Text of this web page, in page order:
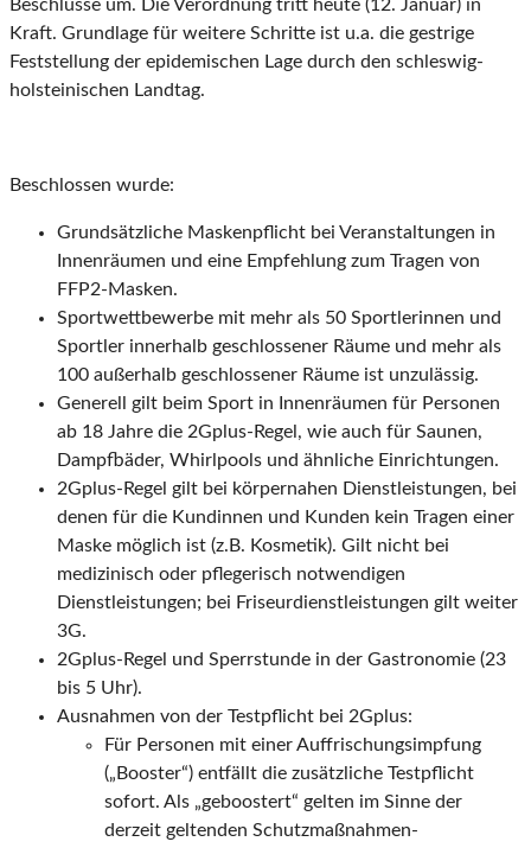
Beschlüsse um. Die Verordnung tritt heute (12. Januar) in
Kraft. Grundlage für weitere Schritte ist u.a. die gestrige
Feststellung der epidemischen Lage durch den schleswig-
holsteinischen Landtag.
Beschlossen wurde:
Grundsätzliche Maskenpflicht bei Veranstaltungen in
Innenräumen und eine Empfehlung zum Tragen von
FFP2-Masken.
Sportwettbewerbe mit mehr als 50 Sportlerinnen und
Sportler innerhalb geschlossener Räume und mehr als
100 außerhalb geschlossener Räume ist unzulässig.
Generell gilt beim Sport in Innenräumen für Personen
ab 18 Jahre die 2Gplus-Regel, wie auch für Saunen,
Dampfbäder, Whirlpools und ähnliche Einrichtungen.
2Gplus-Regel gilt bei körpernahen Dienstleistungen, bei
denen für die Kundinnen und Kunden kein Tragen einer
Maske möglich ist (z.B. Kosmetik). Gilt nicht bei
medizinisch oder pflegerisch notwendigen
Dienstleistungen; bei Friseurdienstleistungen gilt weiter
3G.
2Gplus-Regel und Sperrstunde in der Gastronomie (23
bis 5 Uhr).
Ausnahmen von der Testpflicht bei 2Gplus:
Für Personen mit einer Auffrischungsimpfung
(„Booster“) entfällt die zusätzliche Testpflicht
sofort. Als „geboostert“ gelten im Sinne der
derzeit geltenden Schutzmaßnahmen-